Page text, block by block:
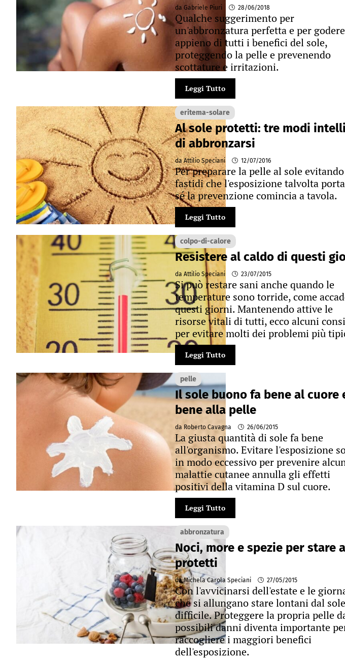
da Gabriele Piuri 28/06/2018
Qualche suggerimento per
un'abbronzatura perfetta e per godere
appieno di tutti i benefici del sole,
proteggendo la pelle e prevenendo
scottature e irritazioni.
Leggi Tutto
eritema-solare
Al sole protetti: tre modi
di abbronzarsi
da Attilio Speciani 12/07/2016
Per preparare la pelle al sole
fastidi che l'esposizione talvolta
sé la prevenzione comincia a tavola.
Leggi Tutto
colpo-di-calore
Resistere al caldo di questi
da Attilio Speciani 23/07/2015
Si può restare sani anche quando le
temperature sono torride, come
questi giorni. Mantenendo attive le
risorse vitali di tutti, ecco alcuni
per evitare molti dei problemi più
Leggi Tutto
pelle
Il sole buono fa bene al cuore
bene alla pelle
da Roberto Cavagna 26/06/2015
La giusta quantità di sole fa bene
all'organismo. Evitare l'esposizione
in modo eccessivo per prevenire
malattie cutanee annulla gli effetti
positivi della vitamina D sul cuore.
Leggi Tutto
abbronzatura
Noci, more e spezie per stare
protetti
da Michela Carola Speciani 27/05/2015
Con l'avvicinarsi dell'estate e le
che si allungano stare lontani dal
difficile. Proteggere la propria pelle
possibili danni diventa importante
raccogliere i maggiori benefici
dell'esposizione.